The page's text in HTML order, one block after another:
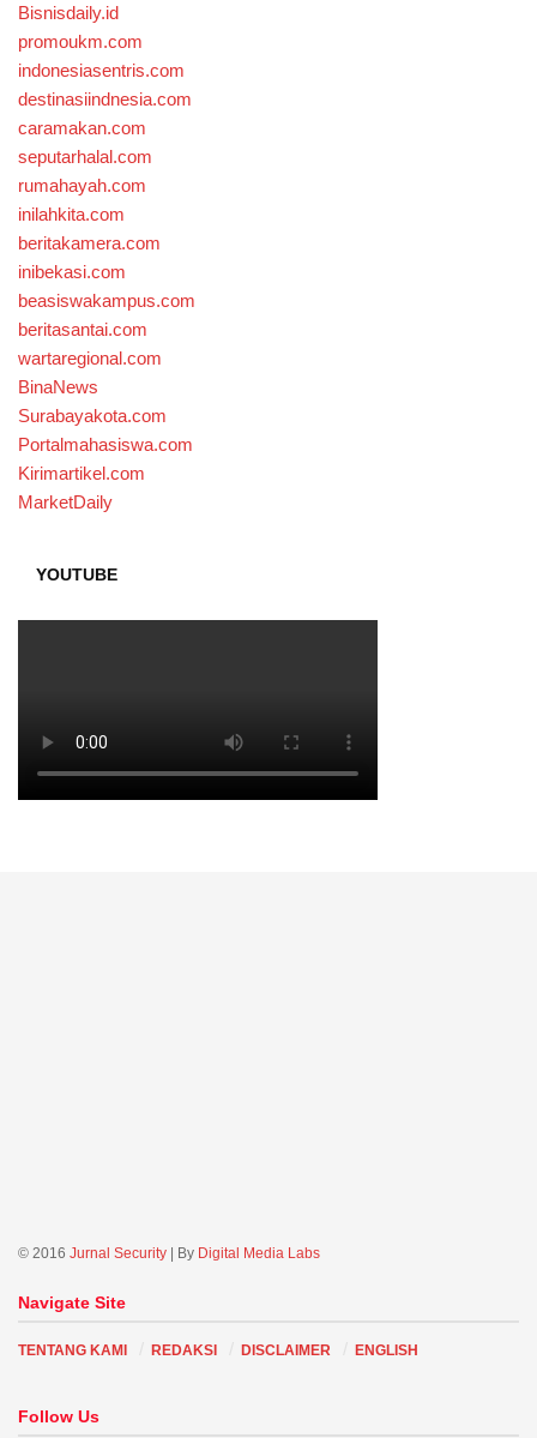
Bisnisdaily.id
promoukm.com
indonesiasentris.com
destinasiindnesia.com
caramakan.com
seputarhalal.com
rumahayah.com
inilahkita.com
beritakamera.com
inibekasi.com
beasiswakampus.com
beritasantai.com
wartaregional.com
BinaNews
Surabayakota.com
Portalmahasiswa.com
Kirimartikel.com
MarketDaily
YOUTUBE
© 2016 Jurnal Security | By Digital Media Labs
Navigate Site
TENTANG KAMI REDAKSI DISCLAIMER ENGLISH
Follow Us